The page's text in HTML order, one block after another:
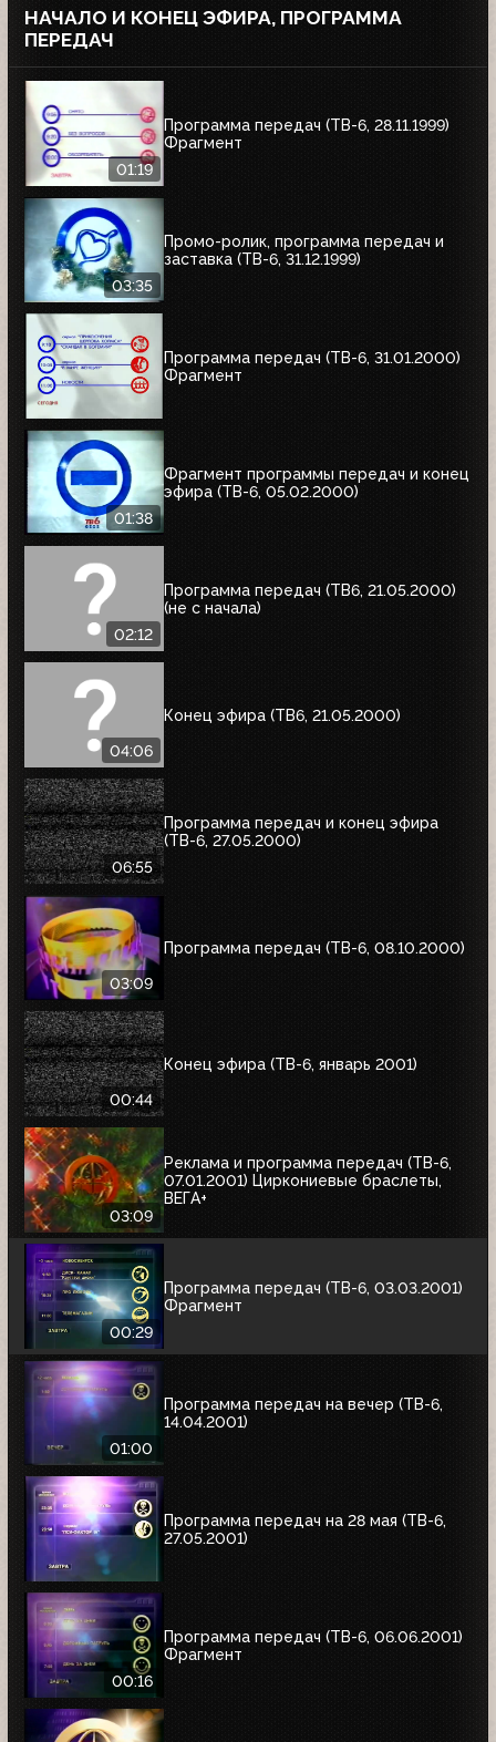
НАЧАЛО И КОНЕЦ ЭФИРА, ПРОГРАММА
ПЕРЕДАЧ
01:19
Программа передач (ТВ-6, 28.11.1999)
Фрагмент
03:35
Промо-ролик, программа передач и
заставка (ТВ-6, 31.12.1999)
Программа передач (ТВ-6, 31.01.2000)
Фрагмент
01:38
Фрагмент программы передач и конец
эфира (ТВ-6, 05.02.2000)
02:12
Программа передач (ТВ6, 21.05.2000)
(не с начала)
04:06
Конец эфира (ТВ6, 21.05.2000)
06:55
Программа передач и конец эфира
(ТВ-6, 27.05.2000)
03:09
Программа передач (ТВ-6, 08.10.2000)
00:44
Конец эфира (ТВ-6, январь 2001)
03:09
Реклама и программа передач (ТВ-6,
07.01.2001) Циркониевые браслеты,
ВЕГА+
00:29
Программа передач (ТВ-6, 03.03.2001)
Фрагмент
01:00
Программа передач на вечер (ТВ-6,
14.04.2001)
Программа передач на 28 мая (ТВ-6,
27.05.2001)
00:16
Программа передач (ТВ-6, 06.06.2001)
Фрагмент